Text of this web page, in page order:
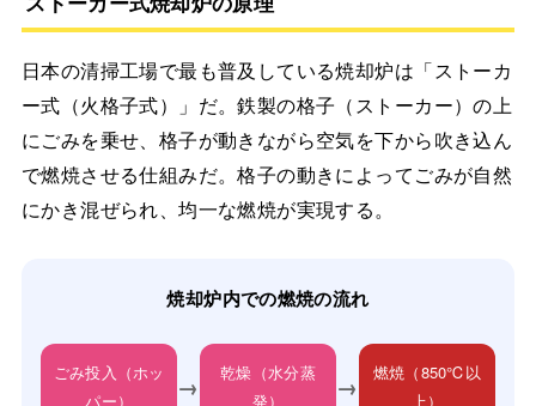
日本の清掃工場で最も普及している焼却炉は「ストーカ
ー式（火格子式）」だ。鉄製の格子（ストーカー）の上
にごみを乗せ、格子が動きながら空気を下から吹き込ん
で燃焼させる仕組みだ。格子の動きによってごみが自然
にかき混ぜられ、均一な燃焼が実現する。
焼却炉内での燃焼の流れ
ごみ投入（ホッ
パー）
→
乾燥（水分蒸
発）
→
燃焼（850℃以
上）